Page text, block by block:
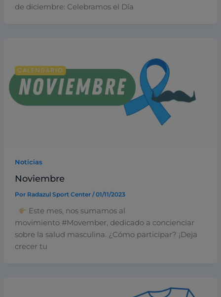
de diciembre: Celebramos el Día
Noticias
Noviembre
Por Radazul Sport Center /01/11/2023
Este mes, nos sumamos al
movimiento #Movember, dedicado a concienciar
sobre la salud masculina. ¿Cómo participar? ¡Deja
crecer tu